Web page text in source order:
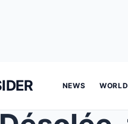
NEWS WORLD